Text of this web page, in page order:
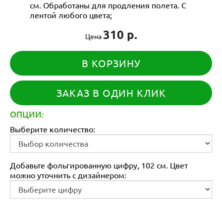
см. Обработаны для продления полета. С
лентой любого цвета;
Цена310 р.
В КОРЗИНУ
ЗАКАЗ В ОДИН КЛИК
ОПЦИИ:
Выберите количество:
Добавьте фольгированную цифру, 102 см. Цвет
можно уточнить с дизайнером: